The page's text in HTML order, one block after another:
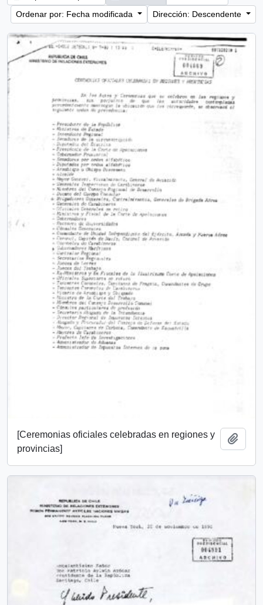
Ordenar por: Fecha modificada
Dirección: Descendente
[Ceremonias oficiales celebradas en regiones y
provincias]